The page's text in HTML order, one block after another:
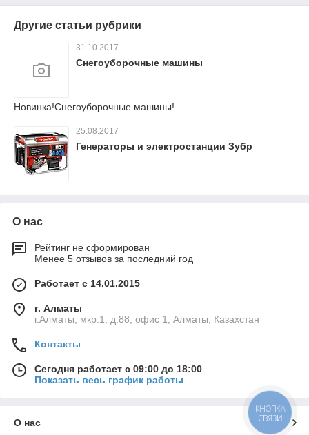
Другие статьи рубрики
31.10.2017
Снегоуборочные машины
Новинка!Снегоуборочные машины!
25.08.2017
Генераторы и электростанции Зубр
О нас
Рейтинг не сформирован
Менее 5 отзывов за последний год
Работает с 14.01.2015
г. Алматы
г.Алматы, мкр.1, д.88, офис 1, Алматы, Казахстан
Контакты
Сегодня работает с 09:00 до 18:00
Показать весь график работы
О нас
КНОПКА
СВЯЗИ